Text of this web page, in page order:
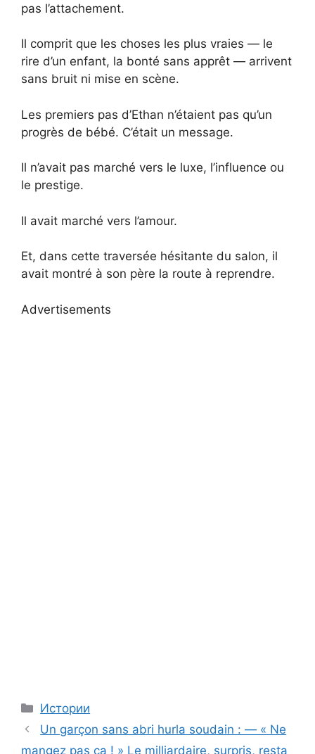
pas l’attachement.
Il comprit que les choses les plus vraies — le
rire d’un enfant, la bonté sans apprêt — arrivent
sans bruit ni mise en scène.
Les premiers pas d’Ethan n’étaient pas qu’un
progrès de bébé. C’était un message.
Il n’avait pas marché vers le luxe, l’influence ou
le prestige.
Il avait marché vers l’amour.
Et, dans cette traversée hésitante du salon, il
avait montré à son père la route à reprendre.
Advertisements
Categories
Истории
Un garçon sans abri hurla soudain : — « Ne
mangez pas ça ! » Le milliardaire, surpris, resta